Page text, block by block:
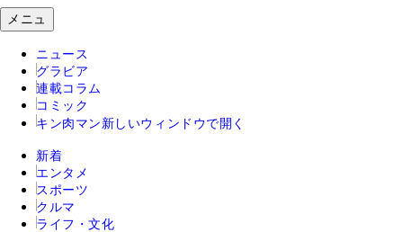
メニュ
ニュース
グラビア
連載コラム
コミック
キン肉マン 新しいウィンドウで開く
新着
エンタメ
スポーツ
クルマ
ライフ・文化